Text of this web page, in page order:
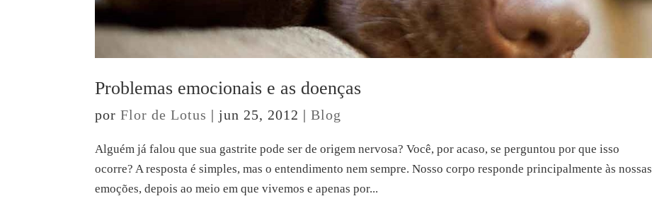
Problemas emocionais e as doenças
porFlor de Lotus |jun 25, 2012 |Blog
Alguém já falou que sua gastrite pode ser de origem nervosa? Você, por acaso, se perguntou por que isso
ocorre? A resposta é simples, mas o entendimento nem sempre. Nosso corpo responde principalmente às nossas
emoções, depois ao meio em que vivemos e apenas por...